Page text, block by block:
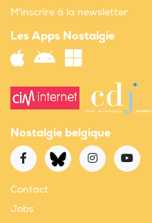
M'inscrire à la newsletter
Les Apps Nostalgie
Nostalgie belgique
Contact
Jobs